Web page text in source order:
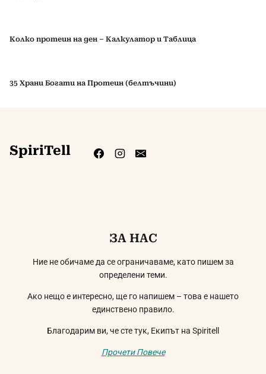
Колко протеин на ден – Калкулатор и Таблица
35 Храни Богати на Протеин (белтъчини)
SpiriTell
ЗА НАС
Ние не обичаме да се ограничаваме, като пишем за
определени теми.
Ако нещо е интересно, ще го напишем – това е нашето
единствено правило.
Благодарим ви, че сте тук, Екипът на Spiritell
Прочети Повече